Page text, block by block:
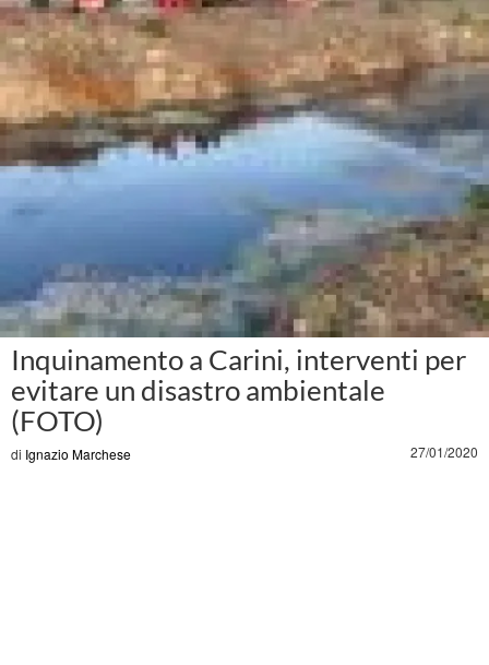
Inquinamento a Carini, interventi per
evitare un disastro ambientale
(FOTO)
di Ignazio Marchese 27/01/2020